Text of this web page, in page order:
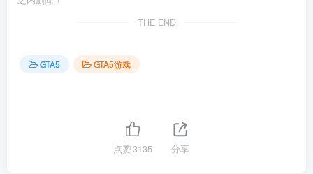
THE END
GTA5 GTA5游戏
点赞3135 分享